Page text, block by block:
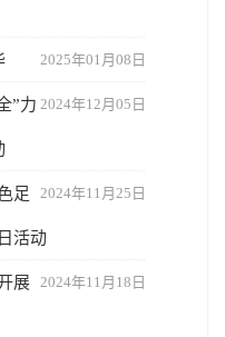
2025年01月08日
2024年12月05日
”力
2024年11月25日
足
活动
2024年11月18日
展